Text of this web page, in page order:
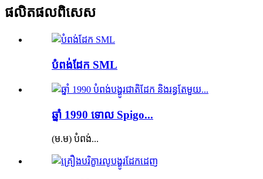
ផលិតផលពិសេស
បំពង់ដែក SML
ឆ្នាំ 1990 ទោល Spigo...
(ម.ម) បំពង់...